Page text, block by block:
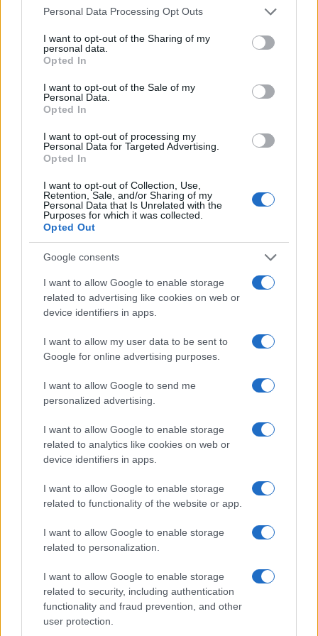
Please note that this website/app uses one or more Google
not limited to your visit or usage behaviour. You may click to
grant or deny consent to Google and its third-party tags to
use your data for below specified purposes in below Google
consent section.
Personal Data Processing Opt Outs
I want to opt-out of the Sharing of my
personal data.
Opted In
I want to opt-out of the Sale of my
Personal Data.
Opted In
I want to opt-out of processing my
Personal Data for Targeted Advertising.
Opted In
I want to opt-out of Collection, Use,
Retention, Sale, and/or Sharing of my
Personal Data that Is Unrelated with the
Purposes for which it was collected.
Opted Out
Google consents
I want to allow Google to enable storage
related to advertising like cookies on web or
device identifiers in apps.
I want to allow my user data to be sent to
Google for online advertising purposes.
I want to allow Google to send me
personalized advertising.
I want to allow Google to enable storage
related to analytics like cookies on web or
device identifiers in apps.
I want to allow Google to enable storage
related to functionality of the website or app.
I want to allow Google to enable storage
related to personalization.
I want to allow Google to enable storage
related to security, including authentication
functionality and fraud prevention, and other
user protection.
tattici necessari per spezzare l’inerzia.
Dalla cronaca al quadro: integrare
segnali e priorità
Per non farsi trascinare dal flusso, conviene
stabilire priorità di lettura in tre livelli. Livello
eventinon negoziabili (gol, rigori, espulsioni) e
loro contesto spaziale. Livello 2: segnali
strutturali (altezza del blocco, direzione dei
primi passaggi, catene laterali). Livello 3:
conferme grafiche ( shot mappass map
momentum). Se i livelli 2 e 3 convergono per
almeno un quarto d’ora, si può parlare di trend.
Se divergono, è necessario attendere altri dati o
isolare le cause (palle inattive ripetute, episodio
casuale,variazionidi ritmo).
Questo approccio non punta alla previsione, ma
indicatori — zona d’origine del possesso, qualità
media dei tiri, durata dei picchi di
live blog smette di essere un nastro caotico e
diventa una lettura stratificata. Il vantaggio è
duplice: cogliere prima gli aggiustamenti
dell’allenatore e distinguere l’inerzia autentica
dal rumore prodotto dal semplice volume di
azioni.
AUTORE
Francesca Lombardi
Francesca Lombardi, fiorentina, prese appunti